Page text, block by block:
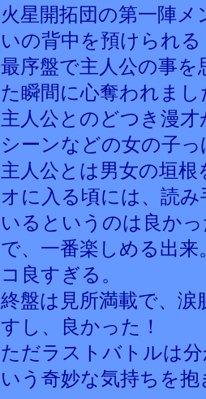
火星開拓団の第一陣
いの背中を預けられ
最序盤で主人公の事
た瞬間に心奪われまし
主人公とのどつき漫
シーンなどの女の子
主人公とは男女の垣
オに入る頃には、読
いるというのは良か
で、一番楽しめる出
コ良すぎる。
終盤は見所満載で、
すし、良かった！
ただラストバトルは
いう奇妙な気持ちを